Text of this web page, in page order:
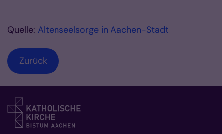
Quelle: Altenseelsorge in Aachen-Stadt
Zurück